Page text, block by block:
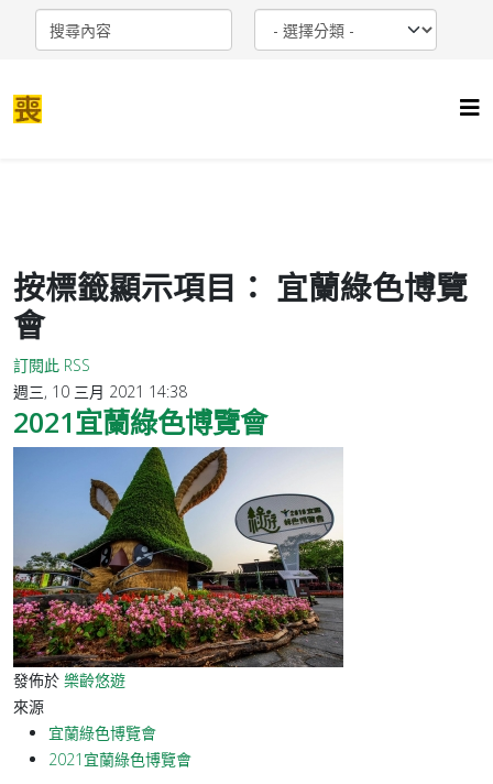
按標籤顯示項目： 宜蘭綠色博覽
會
訂閱此 RSS
週三, 10 三月 2021 14:38
2021宜蘭綠色博覽會
發佈於 樂齡悠遊
來源
宜蘭綠色博覽會
2021宜蘭綠色博覽會